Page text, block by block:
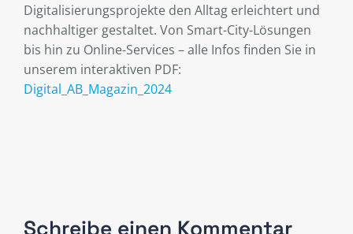
Digitalisierungsprojekte den Alltag erleichtert und
nachhaltiger gestaltet. Von Smart-City-Lösungen
bis hin zu Online-Services – alle Infos finden Sie in
unserem interaktiven PDF:
Digital_AB_Magazin_2024
Schreibe einen Kommentar